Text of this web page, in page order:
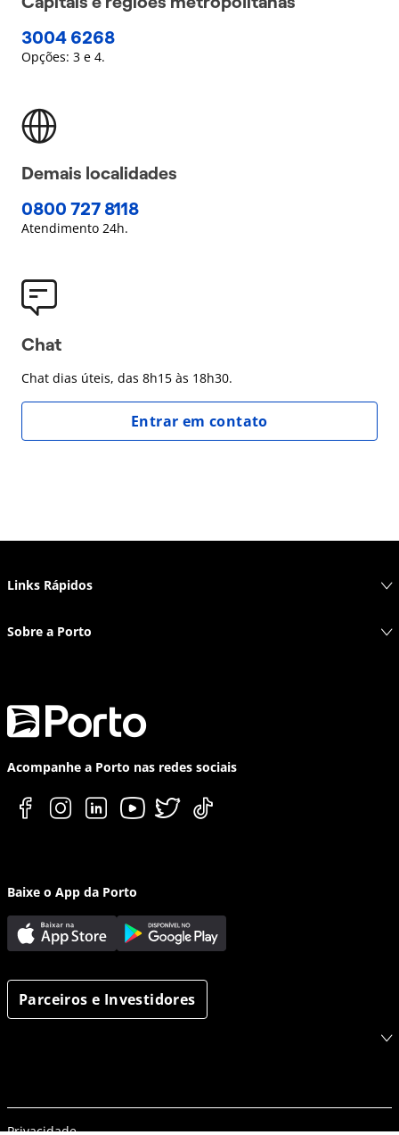
3004 6268
Opções: 3 e 4.
Demais localidades
0800 727 8118
Atendimento 24h.
Chat
Chat dias úteis, das 8h15 às 18h30.
Entrar em contato
Links Rápidos
Sobre a Porto
Acompanhe a Porto nas redes sociais
Baixe o App da Porto
Parceiros e Investidores
Privacidade